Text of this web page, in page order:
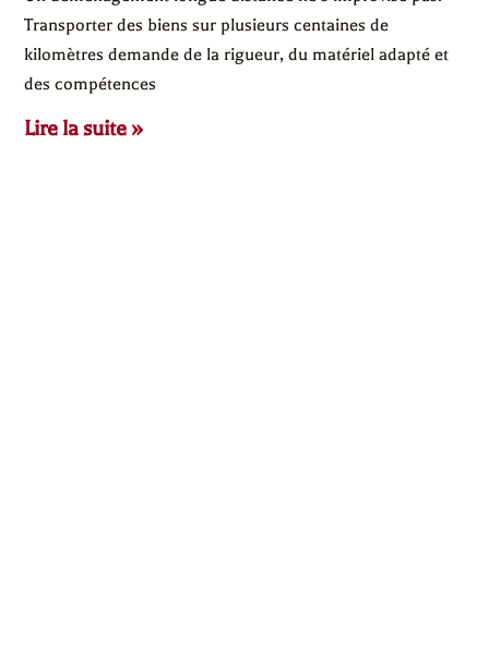
Transporter des biens sur plusieurs centaines de
kilomètres demande de la rigueur, du matériel adapté et
des compétences
Lire la suite »